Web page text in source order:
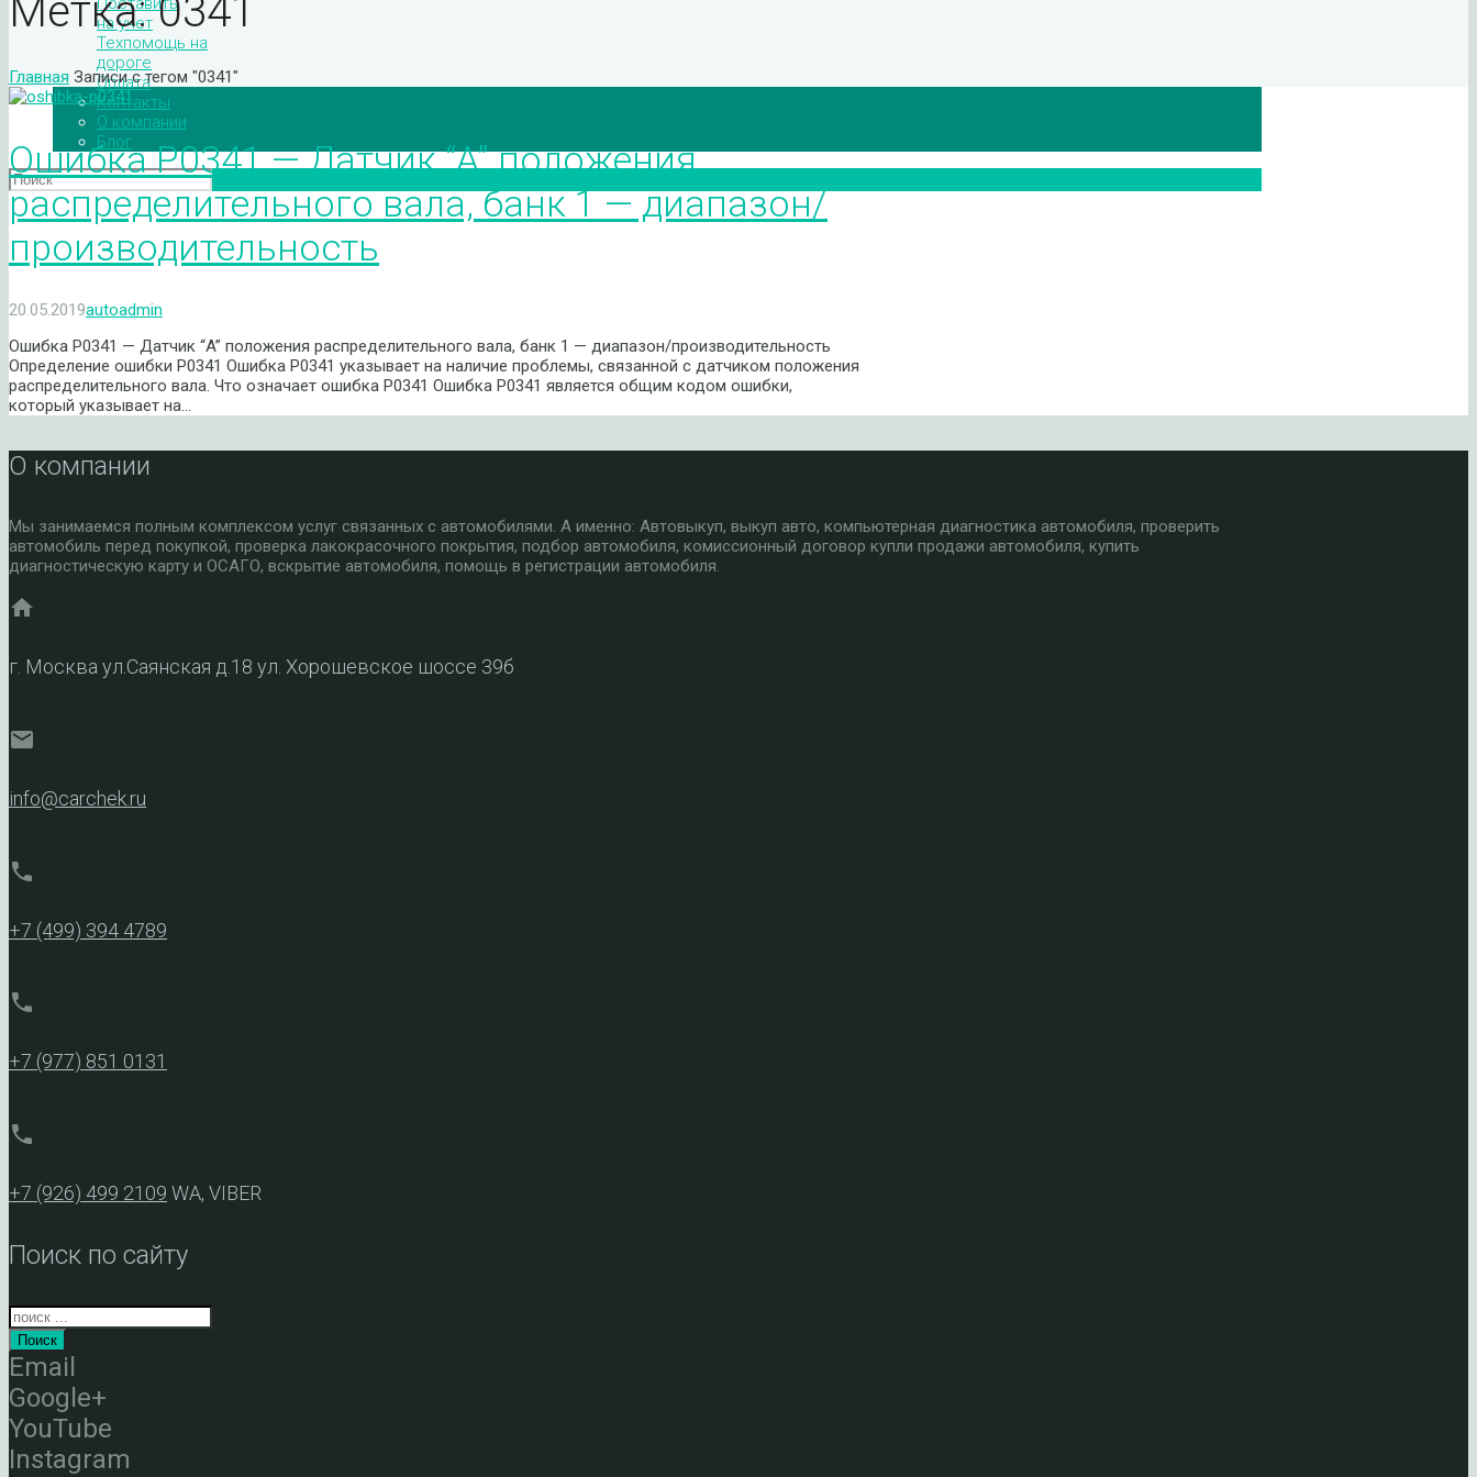
на учет
Техпомощь на
дороге
Оплата
Контакты
О компании
Блог
Метка:0341
Главная Записи с тегом "0341"
Ошибка P0341 — Датчик “A” положения
распределительного вала, банк 1 — диапазон/
производительность
20.05.2019autoadmin
Ошибка P0341 — Датчик “A” положения распределительного вала, банк 1 — диапазон/производительность
Определение ошибки P0341 Ошибка P0341 указывает на наличие проблемы, связанной с датчиком положения
распределительного вала. Что означает ошибка P0341 Ошибка P0341 является общим кодом ошибки,
который указывает на…
О компании
Мы занимаемся полным комплексом услуг связанных с автомобилями. А именно: Автовыкуп, выкуп авто, компьютерная диагностика автомобиля, проверить
автомобиль перед покупкой, проверка лакокрасочного покрытия, подбор автомобиля, комиссионный договор купли продажи автомобиля, купить
диагностическую карту и ОСАГО, вскрытие автомобиля, помощь в регистрации автомобиля.
home
г. Москва ул.Саянская д.18 ул. Хорошевское шоссе 39б
mail
info@carchek.ru
phone
+7 (499) 394 4789
phone
+7 (977) 851 0131
phone
+7 (926) 499 2109 WA, VIBER
Поиск по сайту
Поиск
Email
Google+
YouTube
Instagram